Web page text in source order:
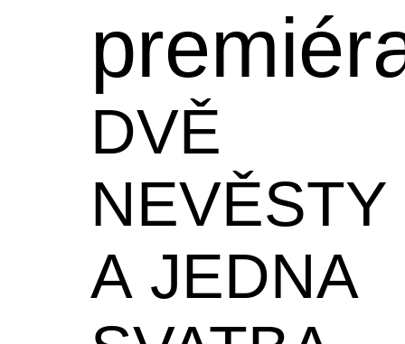
DVĚ
NEVĚSTY
A JEDNA